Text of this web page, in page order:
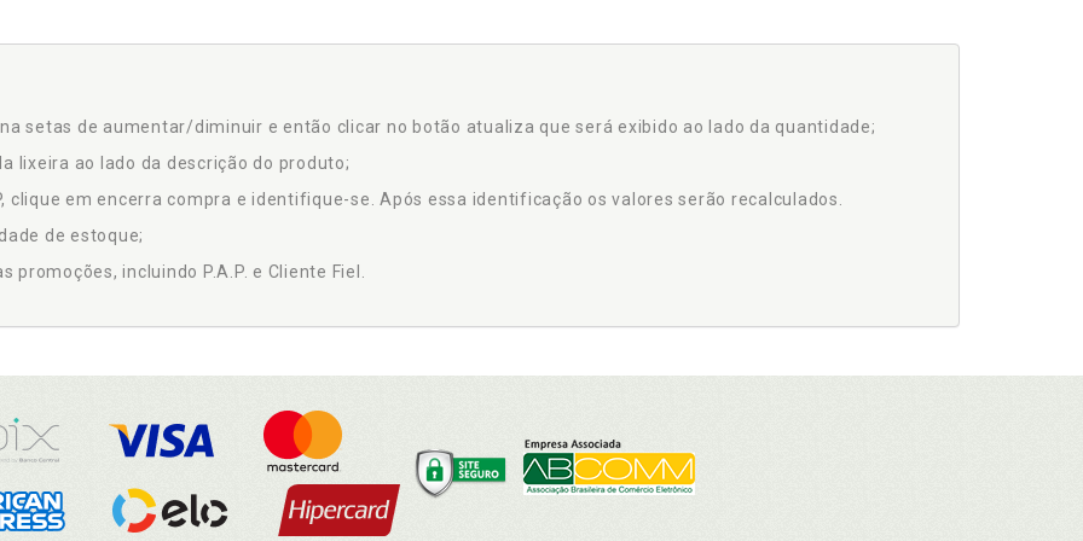
setas de aumentar/diminuir e então clicar no botão atualiza que será exibido ao lado da quantidade;
lixeira ao lado da descrição do produto;
clique em encerra compra e identifique-se. Após essa identificação os valores serão recalculados.
de estoque;
incluindo P.A.P. e Cliente Fiel.